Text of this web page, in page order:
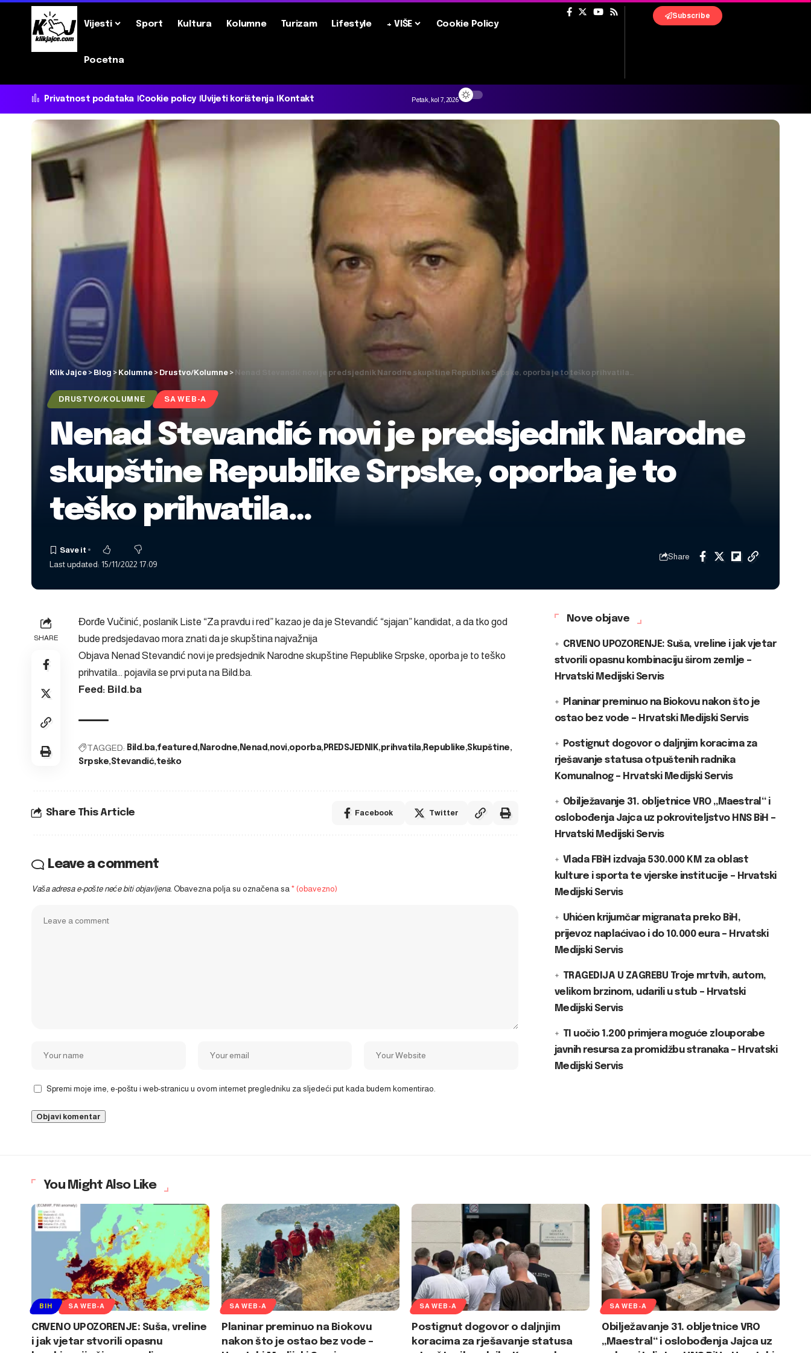
Vijesti Sport Kultura Kolumne Turizam Lifestyle + VIŠE Cookie Policy
Pocetna
Subscribe
Privatnost podataka Cookie policy Uvijeti korištenja Kontakt Petak, kol 7, 2026
Klik Jajce > Blog > Kolumne> Drustvo/Kolumne > Nenad Stevandić novi je predsjednik Narodne skupštine Republike Srpske, oporba je to teško prihvatila…
DRUSTVO/KOLUMNE SA WEB-A
Nenad Stevandić novi je predsjednik Narodne
skupštine Republike Srpske, oporba je to
teško prihvatila…
Last updated: 15/11/2022 17:09
Share
SHARE
Đorđe Vučinić, poslanik Liste “Za pravdu i red” kazao je da je Stevandić “sjajan” kandidat, a da tko god
bude predsjedavao mora znati da je skupština najvažnija
Objava Nenad Stevandić novi je predsjednik Narodne skupštine Republike Srpske, oporba je to teško
prihvatila… pojavila se prvi puta na Bild.ba.
Feed: Bild.ba
TAGGED: Bild.ba featured Narodne Nenad novi oporba PREDSJEDNIK prihvatila Republike Skupštine
Srpske Stevandić teško
Share This Article Facebook Twitter
Leave a comment
Vaša adresa e-pošte neće biti objavljena. Obavezna polja su označena sa * (obavezno)
Spremi moje ime, e-poštu i web-stranicu u ovom internet pregledniku za sljedeći put kada budem komentirao.
Nove objave
CRVENO UPOZORENJE: Suša, vreline i jak vjetar
stvorili opasnu kombinaciju širom zemlje –
Hrvatski Medijski Servis
Planinar preminuo na Biokovu nakon što je
ostao bez vode – Hrvatski Medijski Servis
Postignut dogovor o daljnjim koracima za
rješavanje statusa otpuštenih radnika
Komunalnog – Hrvatski Medijski Servis
Obilježavanje 31. obljetnice VRO „Maestral“ i
oslobođenja Jajca uz pokroviteljstvo HNS BiH –
Hrvatski Medijski Servis
Vlada FBiH izdvaja 530.000 KM za oblast
kulture i sporta te vjerske institucije – Hrvatski
Medijski Servis
Uhićen krijumčar migranata preko BiH,
prijevoz naplaćivao i do 10.000 eura – Hrvatski
Medijski Servis
TRAGEDIJA U ZAGREBU Troje mrtvih, autom,
velikom brzinom, udarili u stub – Hrvatski
Medijski Servis
TI uočio 1.200 primjera moguće zlouporabe
javnih resursa za promidžbu stranaka – Hrvatski
Medijski Servis
You Might Also Like
BIH SA WEB-A
CRVENO UPOZORENJE: Suša, vreline
i jak vjetar stvorili opasnu
SA WEB-A
Planinar preminuo na Biokovu
nakon što je ostao bez vode –
SA WEB-A
Postignut dogovor o daljnjim
koracima za rješavanje statusa
SA WEB-A
Obilježavanje 31. obljetnice VRO
„Maestral“ i oslobođenja Jajca uz